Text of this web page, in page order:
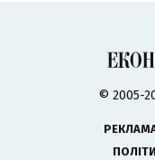
© 2005-